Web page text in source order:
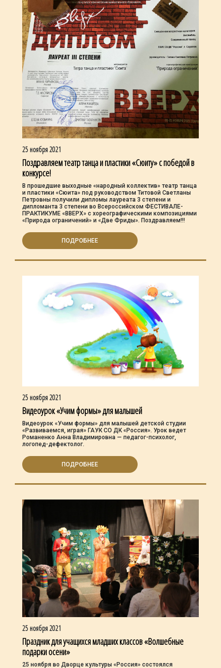
25 ноября 2021
Поздравляем театр танца и пластики «Сюиту» с победой в
конкурсе!
В прошедшие выходные «народный коллектив» театр танца
и пластики «Сюита» под руководством Титовой Светланы
Петровны получили дипломы лауреата 3 степени и
дипломанта 3 степени во Всероссийском ФЕСТИВАЛЕ-
ПРАКТИКУМЕ «ВВЕРХ» с хореографическими композициями
«Природа ограничений» и «Две Фриды». Поздравляем!!!
ПОДРОБНЕЕ
25 ноября 2021
Видеоурок «Учим формы» для малышей
Видеоурок «Учим формы» для малышей детской студии
«Развиваемся, играя» ГАУК СО ДК «Россия». Урок ведет
Романенко Анна Владимировна — педагог-психолог,
логопед-дефектолог.
ПОДРОБНЕЕ
25 ноября 2021
Праздник для учащихся младших классов «Волшебные
подарки осени»
25 ноября во Дворце культуры «Россия» состоялся